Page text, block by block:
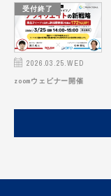
受付終了
2026.03.25.WED
zoomウェビナー開催